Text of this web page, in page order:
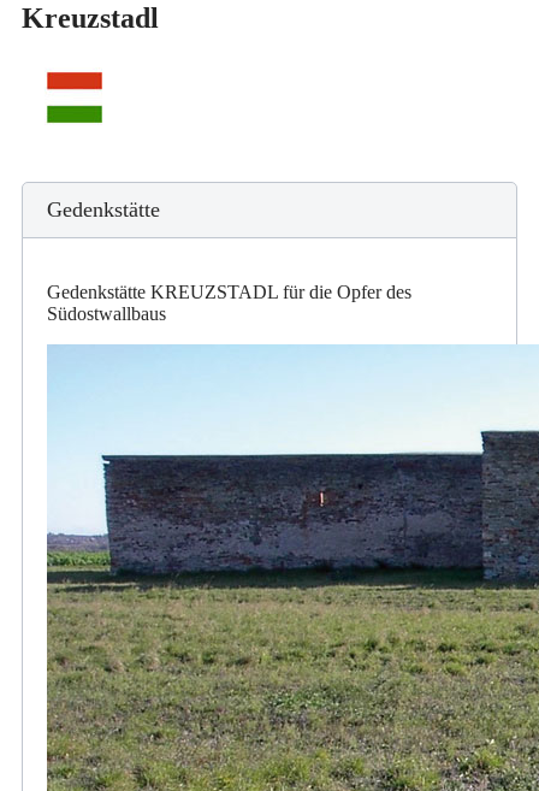
Kreuzstadl
Gedenkstätte
Gedenkstätte KREUZSTADL für die Opfer des
Südostwallbaus